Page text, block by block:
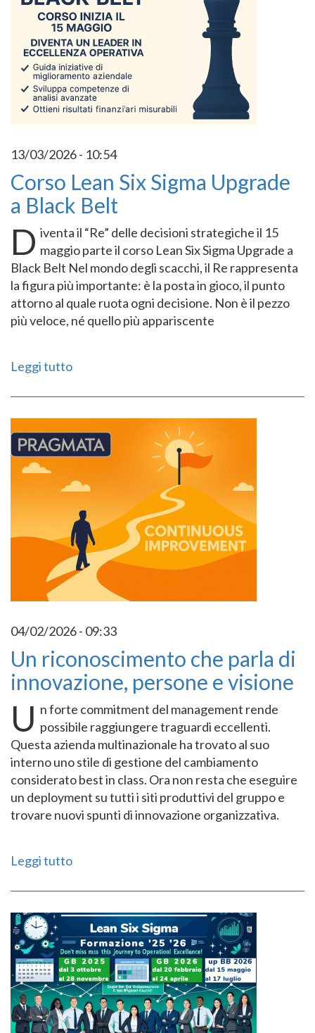
13/03/2026 - 10:54
Corso Lean Six Sigma Upgrade
a Black Belt
D iventa il “Re” delle decisioni strategiche il 15
maggio parte il corso Lean Six Sigma Upgrade a
Black Belt Nel mondo degli scacchi, il Re rappresenta
la figura più importante: è la posta in gioco, il punto
attorno al quale ruota ogni decisione. Non è il pezzo
più veloce, né quello più appariscente
Leggi tutto
04/02/2026 - 09:33
Un riconoscimento che parla di
innovazione, persone e visione
U n forte commitment del management rende
possibile raggiungere traguardi eccellenti.
Questa azienda multinazionale ha trovato al suo
interno uno stile di gestione del cambiamento
considerato best in class. Ora non resta che eseguire
un deployment su tutti i siti produttivi del gruppo e
trovare nuovi spunti di innovazione organizzativa.
Leggi tutto